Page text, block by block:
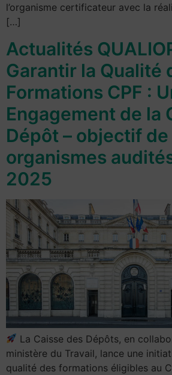
l’organisme certificateur avec la
[…]
Actualités
Garantir la Qualité
Formations CPF :
Engagement de la
Dépôt – objectif
organismes
2025
La Caisse des Dépôts, en
ministère du Travail, lance une
qualité des formations éligibles au